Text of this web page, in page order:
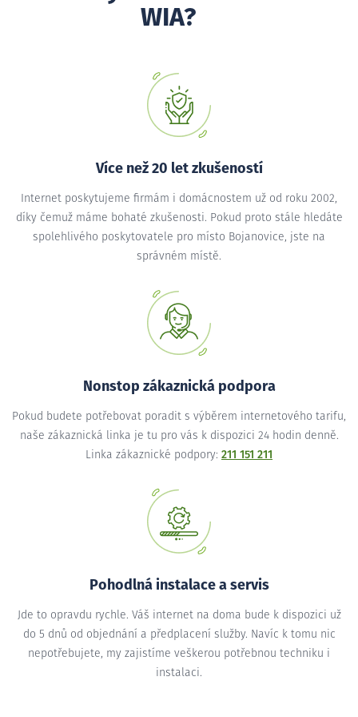
WIA?
Více než 20 let zkušeností
Internet poskytujeme firmám i domácnostem už od roku 2002,
díky čemuž máme bohaté zkušenosti. Pokud proto stále hledáte
spolehlivého poskytovatele pro místo Bojanovice, jste na
správném místě.
Nonstop zákaznická podpora
Pokud budete potřebovat poradit s výběrem internetového tarifu,
naše zákaznická linka je tu pro vás k dispozici 24 hodin denně.
Linka zákaznické podpory: 211 151 211
Pohodlná instalace a servis
Jde to opravdu rychle. Váš internet na doma bude k dispozici už
do 5 dnů od objednání a předplacení služby. Navíc k tomu nic
nepotřebujete, my zajistíme veškerou potřebnou techniku i
instalaci.